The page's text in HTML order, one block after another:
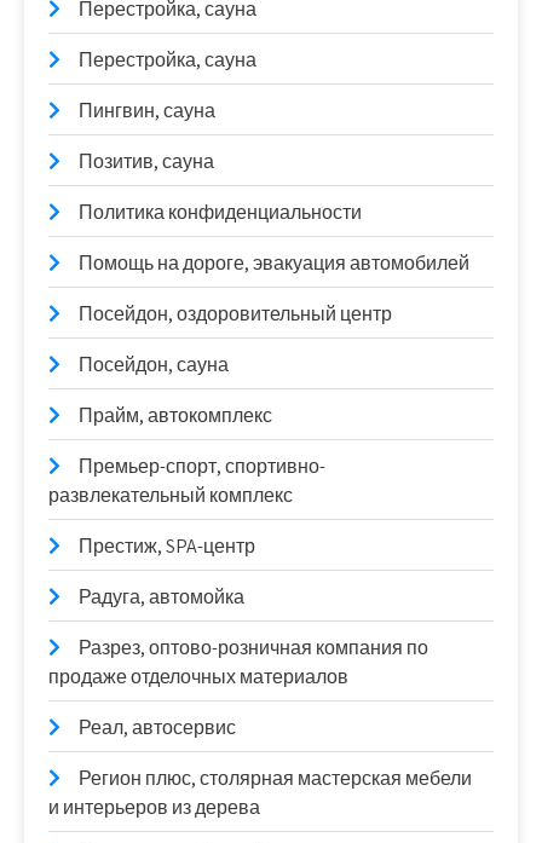
Перестройка, сауна
Перестройка, сауна
Пингвин, сауна
Позитив, сауна
Политика конфиденциальности
Помощь на дороге, эвакуация автомобилей
Посейдон, оздоровительный центр
Посейдон, сауна
Прайм, автокомплекс
Премьер-спорт, спортивно-
развлекательный комплекс
Престиж, SPA-центр
Радуга, автомойка
Разрез, оптово-розничная компания по
продаже отделочных материалов
Реал, автосервис
Регион плюс, столярная мастерская мебели
и интерьеров из дерева